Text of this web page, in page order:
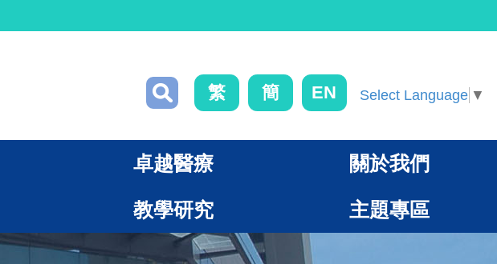
繁 簡 EN Select Language ▼
卓越醫療 關於我們
教學研究 主題專區